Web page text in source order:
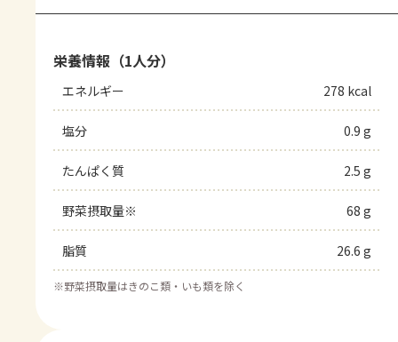
栄養情報（1人分）
エネルギー 278 kcal
塩分 0.9 g
たんぱく質 2.5 g
野菜摂取量※ 68 g
脂質 26.6 g
※野菜摂取量はきのこ類・いも類を除く